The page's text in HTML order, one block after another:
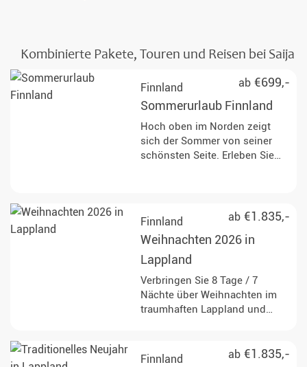
Kombinierte Pakete, Touren und Reisen bei Saija
ab €699,-
Finnland
Sommerurlaub Finnland
Hoch oben im Norden zeigt
sich der Sommer von seiner
schönsten Seite. Erleben Sie
oder einer Reisedauer Ihrer
Wahl. Hier kommt jeder
Outdoor-Fan auf seine Kosten.
ab €1.835,-
Finnland
Weihnachten 2026 in
Lappland
Verbringen Sie 8 Tage / 7
Nächte über Weihnachten im
traumhaften Lappland und
ab €1.835,-
Finnland